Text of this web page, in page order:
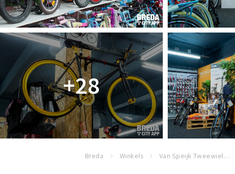
+28
Breda Winkels Van Speijk Tweewielers